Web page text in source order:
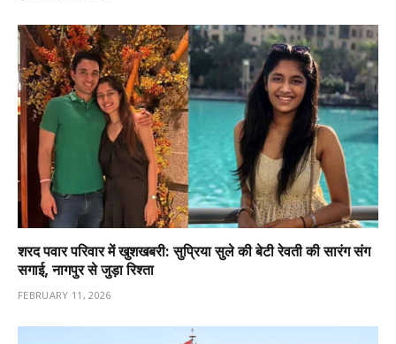
शरद पवार परिवार में खुशखबरी: सुप्रिया सुले की बेटी रेवती की सारंग संग
सगाई, नागपुर से जुड़ा रिश्ता
FEBRUARY 11, 2026